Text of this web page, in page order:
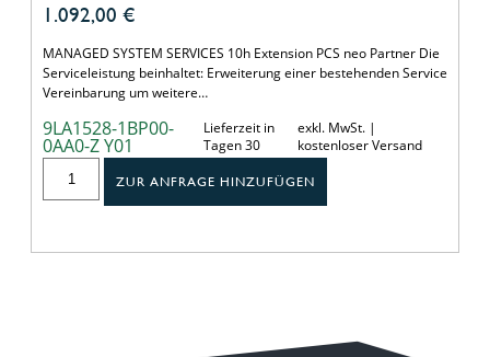
1.092,00 €
MANAGED SYSTEM SERVICES 10h Extension PCS neo Partner Die
Serviceleistung beinhaltet: Erweiterung einer bestehenden Service
Vereinbarung um weitere…
9LA1528-1BP00-
0AA0-Z Y01
Lieferzeit in
Tagen 30
exkl. MwSt. |
kostenloser Versand
ZUR ANFRAGE HINZUFÜGEN